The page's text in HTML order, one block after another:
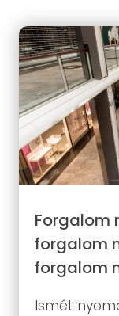
Forgalom
forgalom
forgalom
Ismét